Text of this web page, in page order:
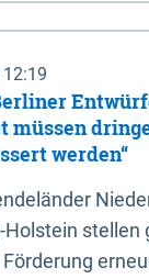
12:19
müssen
werden“
Holstein stellen